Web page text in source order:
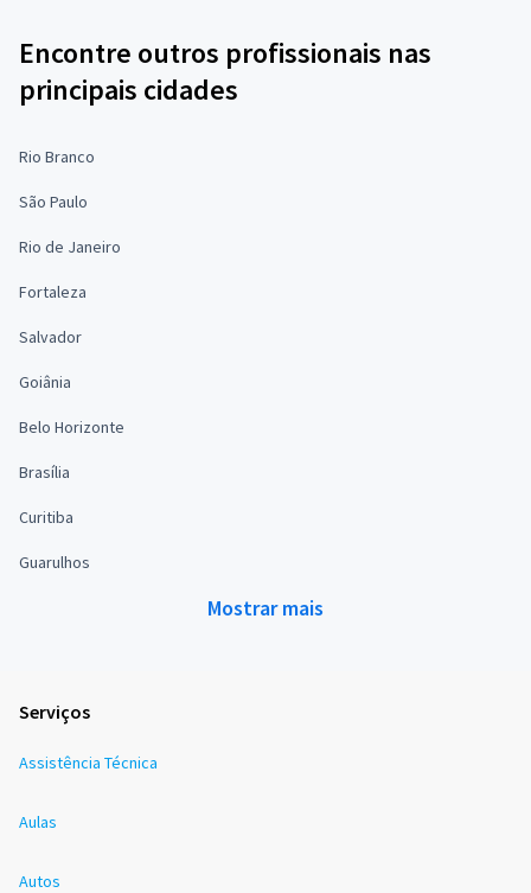
Encontre outros profissionais nas
principais cidades
Rio Branco
São Paulo
Rio de Janeiro
Fortaleza
Salvador
Goiânia
Belo Horizonte
Brasília
Curitiba
Guarulhos
Mostrar mais
Serviços
Assistência Técnica
Aulas
Autos